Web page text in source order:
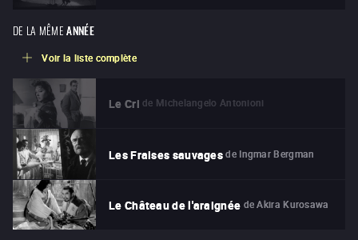
DE LA MÊME ANNÉE
Voir la liste complète
Le Cri de Michelangelo Antonioni
Les Fraises sauvages de Ingmar Bergman
Le Château de l'araignée de Akira Kurosawa